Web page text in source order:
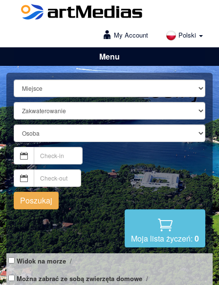
My Account Polski
Menu
Lošinj
Poszukaj
Moja lista życzeń: 0
Widok na morze /
Można zabrać ze sobą zwierzęta domowe /